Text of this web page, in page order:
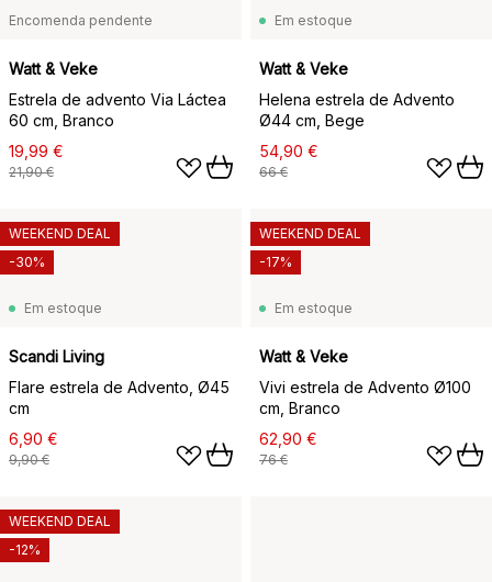
Encomenda pendente
Watt & Veke
Estrela de advento Via Láctea
60 cm, Branco
19,99 €
21,90 €
Em estoque
Watt & Veke
Helena estrela de Advento
Ø44 cm, Bege
54,90 €
66 €
Em estoque
Scandi Living
Flare estrela de Advento, Ø45
cm
6,90 €
9,90 €
WEEKEND DEAL
-30%
Em estoque
Watt & Veke
Vivi estrela de Advento Ø100
cm, Branco
62,90 €
76 €
WEEKEND DEAL
-17%
WEEKEND DEAL
-12%